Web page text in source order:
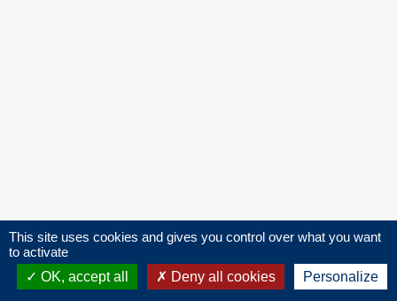
This site uses cookies and gives you control over what you want
to activate
OK, accept all
Deny all cookies Personalize